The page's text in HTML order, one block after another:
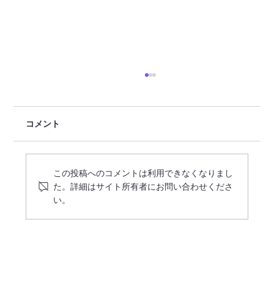
【令和7年度】高知県大月町地域おこし協
コメント
この投稿へのコメントは利用できなくなりまし
た。詳細はサイト所有者にお問い合わせくださ
い。